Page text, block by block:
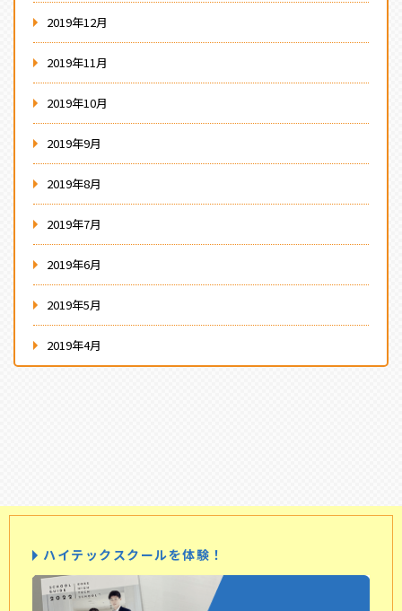
2019年12月
2019年11月
2019年10月
2019年9月
2019年8月
2019年7月
2019年6月
2019年5月
2019年4月
ハイテックスクールを体験！